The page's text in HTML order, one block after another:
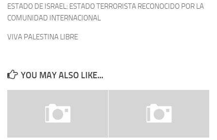
ESTADO DE ISRAEL: ESTADO TERRORISTA RECONOCIDO POR LA
COMUNIDAD INTERNACIONAL
VIVA PALESTINA LIBRE
YOU MAY ALSO LIKE...